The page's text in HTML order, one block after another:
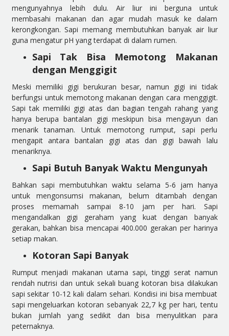
mengunyahnya lebih dulu. Air liur ini berguna untuk
membasahi makanan dan agar mudah masuk ke dalam
kerongkongan. Sapi memang membutuhkan banyak air liur
guna mengatur pH yang terdapat di dalam rumen.
Sapi Tak Bisa Memotong Makanan
dengan Menggigit
Meski memiliki gigi berukuran besar, namun gigi ini tidak
berfungsi untuk memotong makanan dengan cara menggigit.
Sapi tak memiliki gigi atas dan bagian tengah rahang yang
hanya berupa bantalan gigi meskipun bisa mengayun dan
menarik tanaman. Untuk memotong rumput, sapi perlu
mengapit antara bantalan gigi atas dan gigi bawah lalu
menariknya.
Sapi Butuh Banyak Waktu Mengunyah
Bahkan sapi membutuhkan waktu selama 5-6 jam hanya
untuk mengonsumsi makanan, belum ditambah dengan
proses memamah sampai 8-10 jam per hari. Sapi
mengandalkan gigi geraham yang kuat dengan banyak
gerakan, bahkan bisa mencapai 400.000 gerakan per harinya
setiap makan.
Kotoran Sapi Banyak
Rumput menjadi makanan utama sapi, tinggi serat namun
rendah nutrisi dan untuk sekali buang kotoran bisa dilakukan
sapi sekitar 10-12 kali dalam sehari. Kondisi ini bisa membuat
sapi mengeluarkan kotoran sebanyak 22,7 kg per hari, tentu
bukan jumlah yang sedikit dan bisa menyulitkan para
peternaknya.